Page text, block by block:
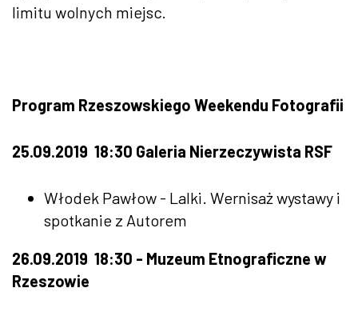
limitu wolnych miejsc.
Program Rzeszowskiego Weekendu Fotografii
25.09.2019 18:30 Galeria Nierzeczywista RSF
Włodek Pawłow - Lalki. Wernisaż wystawy i
spotkanie z Autorem
26.09.2019 18:30 - Muzeum Etnograficzne w
Rzeszowie